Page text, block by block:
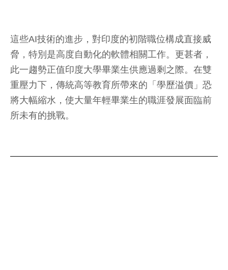
這些AI技術的進步，對印度的初階職位構成直接威
脅，特別是高度自動化的軟體相關工作。更甚者，
此一趨勢正值印度大學畢業生供應過剩之際。在雙
重壓力下，傳統高等教育所帶來的「學歷溢價」恐
將大幅縮水，使大量年輕畢業生的職涯發展面臨前
所未有的挑戰。